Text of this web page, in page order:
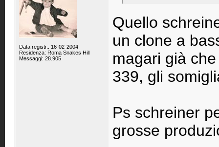
Data registr.: 16-02-2004
Residenza: Roma Snakes Hill
Messaggi: 28.905
Quello
un clone a
magari già
339, gli
Ps schreiner
grosse